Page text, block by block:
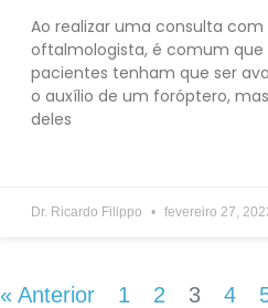
Ao realizar uma consulta com
oftalmologista, é comum que
pacientes tenham que ser
o auxílio de um foróptero,
deles
Dr. Ricardo Filippo fevereiro 27,
« Anterior 1 2 3 4